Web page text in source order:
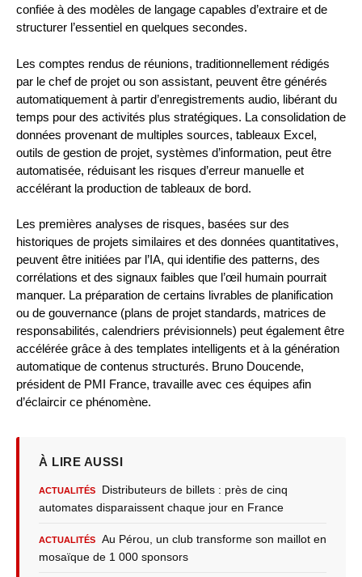
confiée à des modèles de langage capables d’extraire et de
structurer l’essentiel en quelques secondes.
Les comptes rendus de réunions, traditionnellement rédigés
par le chef de projet ou son assistant, peuvent être générés
automatiquement à partir d’enregistrements audio, libérant du
temps pour des activités plus stratégiques. La consolidation de
données provenant de multiples sources, tableaux Excel,
outils de gestion de projet, systèmes d’information, peut être
automatisée, réduisant les risques d’erreur manuelle et
accélérant la production de tableaux de bord.
Les premières analyses de risques, basées sur des
historiques de projets similaires et des données quantitatives,
peuvent être initiées par l’IA, qui identifie des patterns, des
corrélations et des signaux faibles que l’œil humain pourrait
manquer. La préparation de certains livrables de planification
ou de gouvernance (plans de projet standards, matrices de
responsabilités, calendriers prévisionnels) peut également être
accélérée grâce à des templates intelligents et à la génération
automatique de contenus structurés. Bruno Doucende,
président de PMI France, travaille avec ces équipes afin
d’éclaircir ce phénomène.
À LIRE AUSSI
ACTUALITÉS
Distributeurs de billets : près de cinq
automates disparaissent chaque jour en France
ACTUALITÉS
Au Pérou, un club transforme son maillot en
mosaïque de 1 000 sponsors